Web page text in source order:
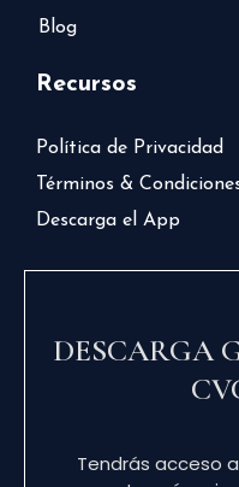
Blog
Recursos
Política de Privacidad
Términos &
Descarga el App
DESCARGA
Tendrás acceso